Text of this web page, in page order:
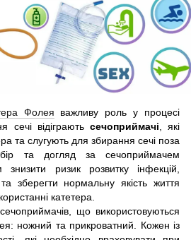
Фолея важливу роль у процесі
сечі відіграють сечоприймачі, які
та слугують для збирання сечі поза
та догляд за сечоприймачем
знизити ризик розвитку інфекцій,
зберегти нормальну якість життя
катетера.
що використовуються
ножний та прикроватний. Кожен із